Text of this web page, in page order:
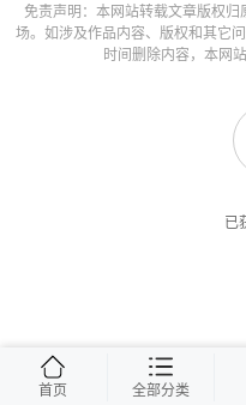
免责声明：本网站转载文章版权
场。如涉及作品内容、版权和其它
时间删除内容，本网
已
首页 全部分类